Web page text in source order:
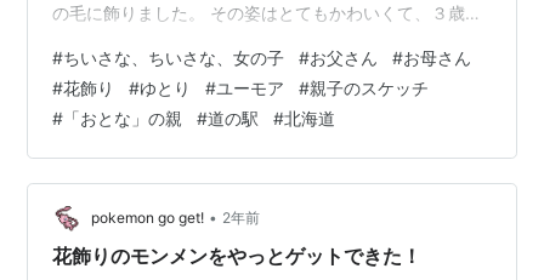
の毛に飾りました。 その姿はとてもかわいくて、３歳の
感心させられます。 と、そこにお父さんがやってきて、
お花をとっちゃいけないぞ、といいます。 女の子は、お
ちていたんだよ、といいます。 さらに、お母さんがやっ
てきて、お花をとっちゃだめよ、といいます。 女の子
は、やはり、おちていたんだよ、と話します。 女の子は
気のせいか、少しだけ哀しそう。 こ…
#ちいさな、ちいさな、女の子 #お父さん #お母さん
#花飾り #ゆとり #ユーモア #親子のスケッチ
# 「おとな」の親 #道の駅 #北海道
pokemon go get! • 2年前
花飾りのモンメンをやっとゲットできた！